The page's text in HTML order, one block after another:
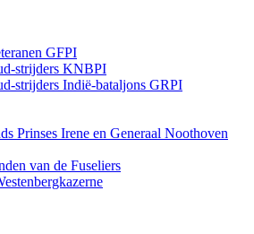
GFPI
strijders KNBPI
strijders Indië-bataljons GRPI
Prinses Irene en Generaal Noothoven
van de Fuseliers